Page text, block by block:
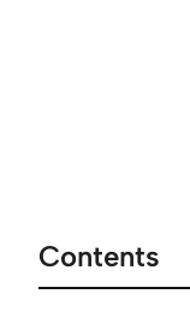
Contents